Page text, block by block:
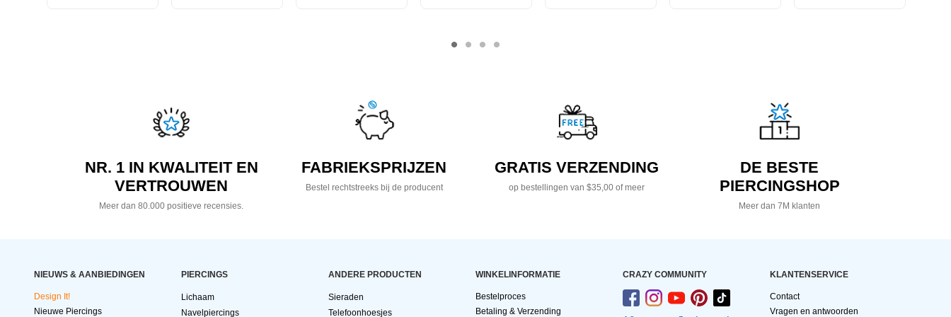
NR. 1 IN KWALITEIT EN
VERTROUWEN
Meer dan 80.000 positieve recensies.
FABRIEKSPRIJZEN
Bestel rechtstreeks bij de producent
GRATIS VERZENDING
op bestellingen van $35,00 of meer
DE BESTE
PIERCINGSHOP
Meer dan 7M klanten
NIEUWS & AANBIEDINGEN
Design It!
Nieuwe Piercings
PIERCINGS
Lichaam
Navelpiercings
ANDERE PRODUCTEN
Sieraden
Telefoonhoesjes
WINKELINFORMATIE
Bestelproces
Betaling & Verzending
CRAZY COMMUNITY KLANTENSERVICE
Contact
Vragen en antwoorden